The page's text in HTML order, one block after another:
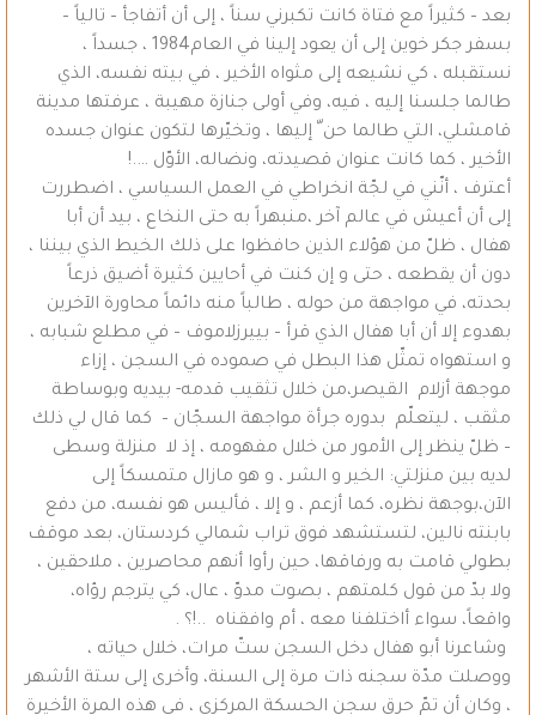
بعد – كثيراً مع فتاة كانت تكبرني سناً ، إلى أن أتفاجأ – تالياً –
بسفر جكر خوين إلى أن يعود إلينا في العام1984 ، جسداً ،
نستقبله ، كي نشيعه إلى مثواه الأخير ، في بيته نفسه، الذي
طالما جلسنا إليه ، فيه، وفي أولى جنازة مهيبة ، عرفتها مدينة
قامشلي، التي طالما حن ّ إليها ، وتخيّرها لتكون عنوان جسده
الأخير ، كما كانت عنوان قصيدته، ونضاله، الأوّل ….!
أعترف ، أنّني في لجّة انخراطي في العمل السياسي ، اضطررت
إلى أن أعيش في عالم آخر ،منبهراً به حتى النخاع ، بيد أن أبا
هفال ، ظلّ من هؤلاء الذين حافظوا على ذلك الخيط الذي بيننا ،
دون أن يقطعه ، حتى و إن كنت في أحايين كثيرة أضيق ذرعاً
بحدته، في مواجهة من حوله ، طالباً منه دائماً محاورة الآخرين
بهدوء إلا أن أبا هفال الذي قرأ – بييرزلاموف – في مطلع شبابه ،
و استهواه تمثّل هذا البطل في صموده في السجن ، إزاء
موجهة أزلام القيصر،من خلال تثقيب قدمه- بيديه وبوساطة
مثقب ، ليتعلّم بدوره جرأة مواجهة السجّان – كما قال لي ذلك
– ظلّ ينظر إلى الأمور من خلال مفهومه ، إذ لا منزلة وسطى
لديه بين منزلتي: الخير و الشر ، و هو مازال متمسكاً إلى
الآن،بوجهة نظره، كما أزعم ، و إلا ، فأليس هو نفسه، من دفع
بابنته نالين، لتستشهد فوق تراب شمالي كردستان، بعد موقف
بطولي قامت به ورفاقها، حين رأوا أنهم محاصرين ، ملاحقين ،
ولا بدّ من قول كلمتهم ، بصوت مدوّ ، عال، كي يترجم رؤاه،
واقعاً، سواء أاختلفنا معه ، أم وافقناه ..!؟ .
وشاعرنا أبو هفال دخل السجن ستّ مرات، خلال حياته ،
ووصلت مدّة سجنه ذات مرة إلى السنة، وأخرى إلى ستة الأشهر
، وكان أن تمّ حرق سجن الحسكة المركزي ، في هذه المرة الأخيرة